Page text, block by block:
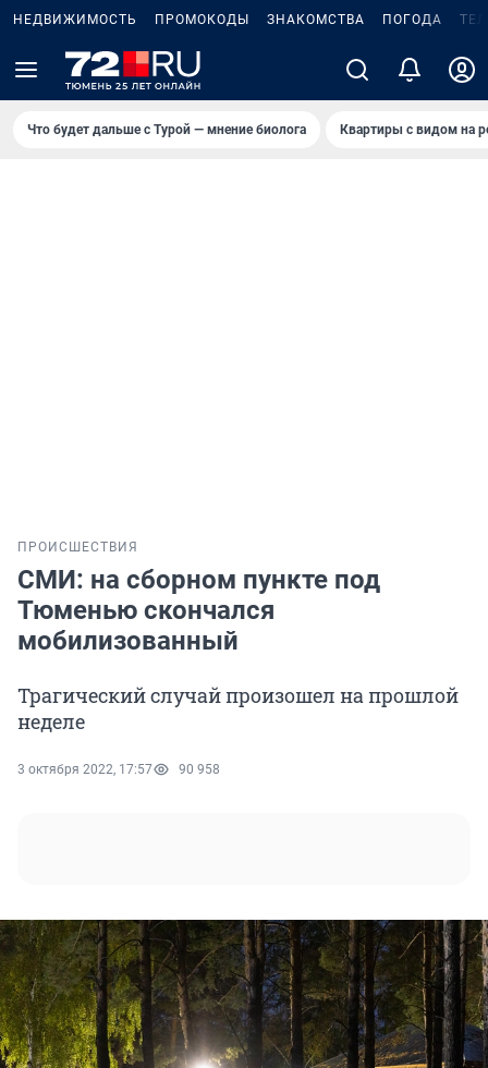
НЕДВИЖИМОСТЬ ПРОМОКОДЫ ЗНАКОМСТВА ПОГОДА
Что будет дальше с Турой — мнение биолога Квартиры с видом на
ПРОИСШЕСТВИЯ
СМИ: на сборном пункте под
Тюменью скончался
мобилизованный
Трагический случай произошел на прошлой
неделе
3 октября 2022, 17:57 90 958